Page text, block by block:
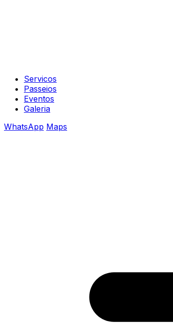
Servicos
Passeios
Eventos
Galeria
WhatsApp Maps